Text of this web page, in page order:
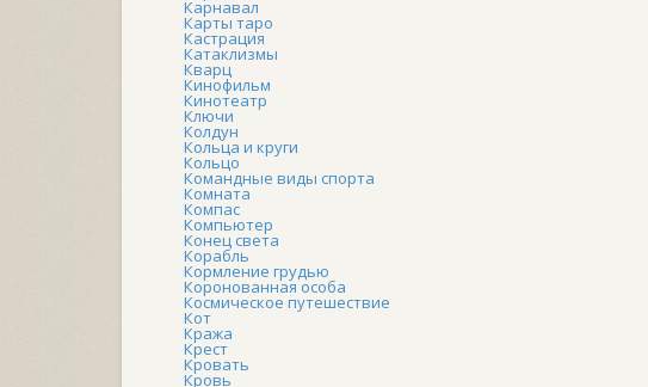
Карнавал
Карты таро
Кастрация
Катаклизмы
Кварц
Кинофильм
Кинотеатр
Ключи
Колдун
Кольца и круги
Кольцо
Командные виды спорта
Комната
Компас
Компьютер
Конец света
Корабль
Кормление грудью
Коронованная особа
Космическое путешествие
Кот
Кража
Крест
Кровать
Кровь